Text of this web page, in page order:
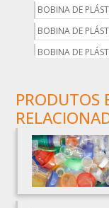
BOBINA DE
BOBINA DE
BOBINA DE
BOBINA DE
BOBINA DE
BOBINA DE SACO
BOBINA PLÁSTICA
BOBINA PLÁSTICA
BOBINA
PRODUTOS